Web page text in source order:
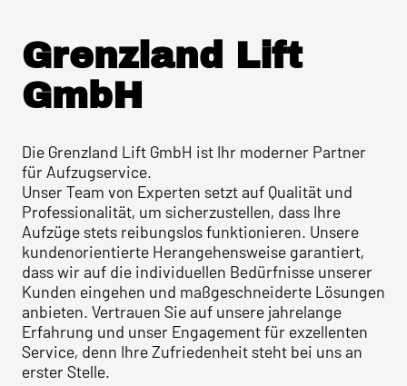
Grenzland Lift
GmbH
Die Grenzland Lift GmbH ist Ihr moderner Partner
für Aufzugservice.
Unser Team von Experten setzt auf Qualität und
Professionalität, um sicherzustellen, dass Ihre
Aufzüge stets reibungslos funktionieren. Unsere
kundenorientierte Herangehensweise garantiert,
dass wir auf die individuellen Bedürfnisse unserer
Kunden eingehen und maßgeschneiderte Lösungen
anbieten. Vertrauen Sie auf unsere jahrelange
Erfahrung und unser Engagement für exzellenten
Service, denn Ihre Zufriedenheit steht bei uns an
erster Stelle.